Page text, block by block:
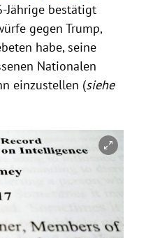
Jährige bestätigt
gegen Trump,
habe, seine
Nationalen
einzustellen (siehe